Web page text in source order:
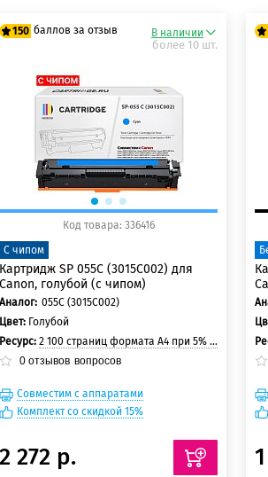
150 баллов за отзыв
125 баллов
150 баллов
В наличии
более 10 шт.
Код товара: 336416
С чипом
Картридж SP 055C (3015C002) для
Canon, голубой (с чипом)
Аналог: 055C (3015C002)
Цвет: Голубой
Ресурс: 2 100 страниц формата A4 при 5% заполнении страницы
0 отзывов вопросов
Совместим с аппаратами
Комплект со скидкой 15%
2 272 р.